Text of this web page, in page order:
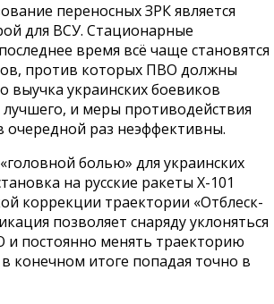
переносных ЗРК является
для ВСУ. Стационарные
время всё чаще становятся
против которых ПВО должны
украинских боевиков
лучшего, и меры противодействия
очередной раз неэффективны.
болью» для украинских
на русские ракеты X-101
коррекции траектории «Отблеск-
позволяет снаряду уклоняться
и постоянно менять траекторию
конечном итоге попадая точно в